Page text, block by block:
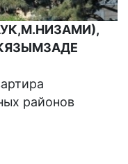
районов